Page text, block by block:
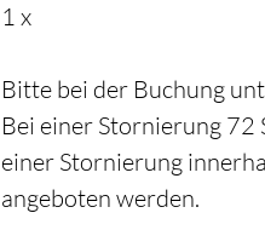
1 x
Bitte bei der Buchung
Bei einer Stornierung
einer Stornierung
angeboten werden.